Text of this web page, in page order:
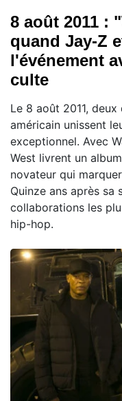
8 août 2011 :
quand Jay-Z
l'événement
culte
Le 8 août 2011,
américain unissent
exceptionnel. Avec
West livrent un
novateur qui
Quinze ans après sa
collaborations les
hip-hop.